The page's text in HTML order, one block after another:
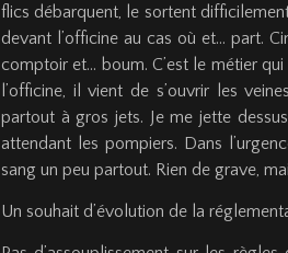
flics débarquent, le sortent
devant l’officine au cas où et… part.
comptoir et… boum. C’est le métier
l’officine, il vient de s’ouvrir les
partout à gros jets. Je me jette
attendant les pompiers. Dans
sang un peu partout. Rien de grave,
Un souhait d’évolution de la